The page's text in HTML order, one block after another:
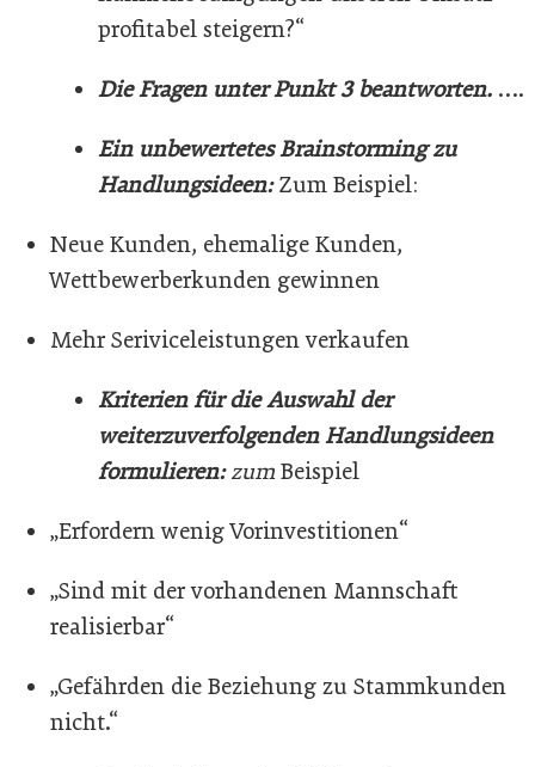
profitabel steigern?“
Die Fragen unter Punkt 3 beantworten. ….
Ein unbewertetes Brainstorming zu
Handlungsideen: Zum Beispiel:
Neue Kunden, ehemalige Kunden,
Wettbewerberkunden gewinnen
Mehr Seriviceleistungen verkaufen
Kriterien für die Auswahl der
weiterzuverfolgenden Handlungsideen
formulieren:zumBeispiel
„Erfordern wenig Vorinvestitionen“
„Sind mit der vorhandenen Mannschaft
realisierbar“
„Gefährden die Beziehung zu Stammkunden
nicht.“